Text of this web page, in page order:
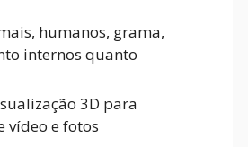
humanos, grama,
internos quanto
3D para
vídeo e fotos